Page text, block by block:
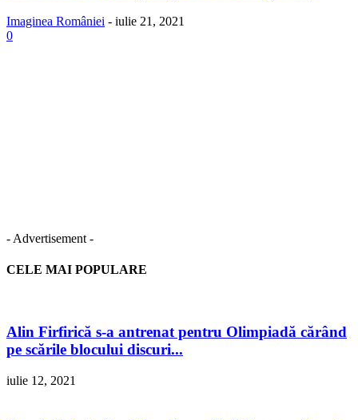
Imaginea României - iulie 21, 2021
0
- Advertisement -
CELE MAI POPULARE
Alin Firfirică s-a antrenat pentru Olimpiadă cărând
pe scările blocului discuri...
iulie 12, 2021